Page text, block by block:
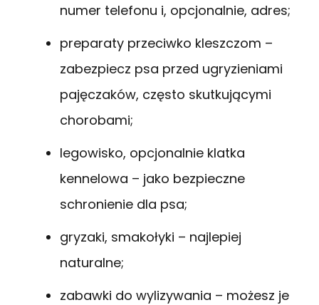
numer telefonu i, opcjonalnie, adres;
preparaty przeciwko kleszczom –
zabezpiecz psa przed ugryzieniami
pajęczaków, często skutkującymi
chorobami;
legowisko, opcjonalnie klatka
kennelowa – jako bezpieczne
schronienie dla psa;
gryzaki, smakołyki – najlepiej
naturalne;
zabawki do wylizywania – możesz je